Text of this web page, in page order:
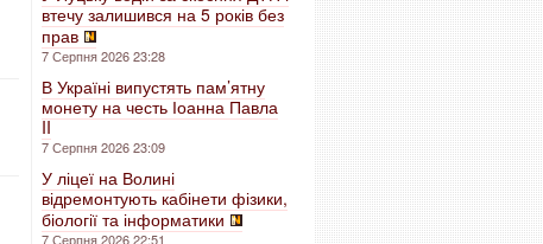
втечу залишився на 5 років без
прав
7 Серпня 2026 23:28
В Україні випустять пам’ятну
монету на честь Іоанна Павла
II
7 Серпня 2026 23:09
У ліцеї на Волині
відремонтують кабінети фізики,
біології та інформатики
7 Серпня 2026 22:51